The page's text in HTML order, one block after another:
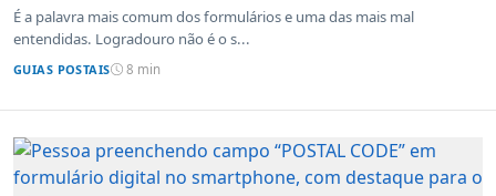
É a palavra mais comum dos formulários e uma das mais mal
entendidas. Logradouro não é o s...
GUIAS POSTAIS 8 min